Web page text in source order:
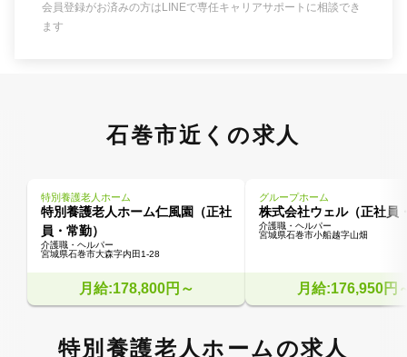
会員登録がお済みの方はLINEで専任キャリアサポートに相談でき
ます
石巻市近くの求人
特別養護老人ホーム
特別養護老人ホーム仁風園（正社
員・常勤）
介護職・ヘルパー
宮城県石巻市大森字内田1-28
月給:178,800円～
グループホーム
株式会社ウェル（正社員
介護職・ヘルパー
宮城県石巻市小船越字山畑
月給:176,950円
特別養護老人ホームの求人